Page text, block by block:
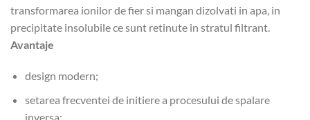
transformarea ionilor de fier si mangan dizolvati in apa, in
precipitate insolubile ce sunt retinute in stratul filtrant.
Avantaje
design modern;
setarea frecventei de initiere a procesului de spalare
inversa;